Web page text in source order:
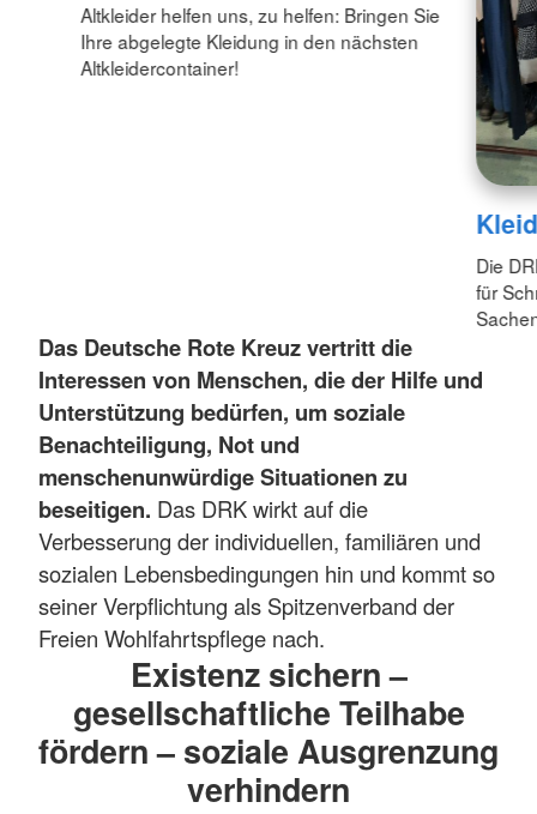
Altkleider helfen uns, zu helfen: Bringen Sie
Ihre abgelegte Kleidung in den nächsten
Altkleidercontainer!
Die
für
Das Deutsche Rote Kreuz vertritt die
Interessen von Menschen, die der Hilfe und
Unterstützung bedürfen, um soziale
Benachteiligung, Not und
menschenunwürdige Situationen zu
beseitigen. Das DRK wirkt auf die
Verbesserung der individuellen, familiären und
sozialen Lebensbedingungen hin und kommt so
seiner Verpflichtung als Spitzenverband der
Freien Wohlfahrtspflege nach.
Existenz sichern –
gesellschaftliche Teilhabe
fördern – soziale Ausgrenzung
verhindern